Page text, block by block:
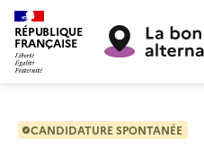
RÉPUBLIQUE
FRANÇAISE
CANDIDATURE SPONTANÉE